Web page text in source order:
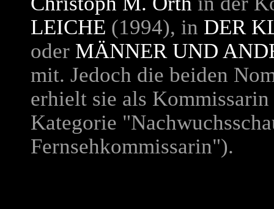
LEICHE (1994), in DER
oder MÄNNER UND
mit. Jedoch die beiden
erhielt sie als
Kategorie
Fernsehkommissarin").